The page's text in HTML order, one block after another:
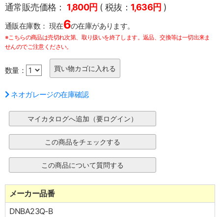
通常販売価格： 1,800円 ( 税抜： 1,636円 )
通販在庫数： 現在6の在庫があります。
※こちらの商品は売切れ次第、取り扱いを終了します。返品、交換等は一切出来ま
せんのでご注意ください。
数量：
ネオガレージの在庫確認
メーカー品番
DNBA23Q-B